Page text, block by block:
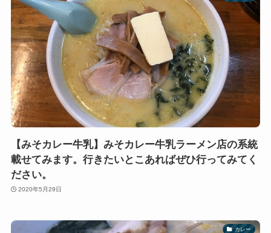
【みそカレー牛乳】みそカレー牛乳ラーメン店の系統
載せてみます。行きたいとこあればぜひ行ってみてく
ださい。
2020年5月29日
カレー